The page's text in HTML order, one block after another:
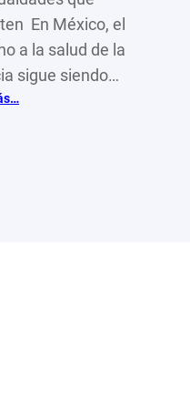
En México, el
a la salud de la
sigue siendo…
: